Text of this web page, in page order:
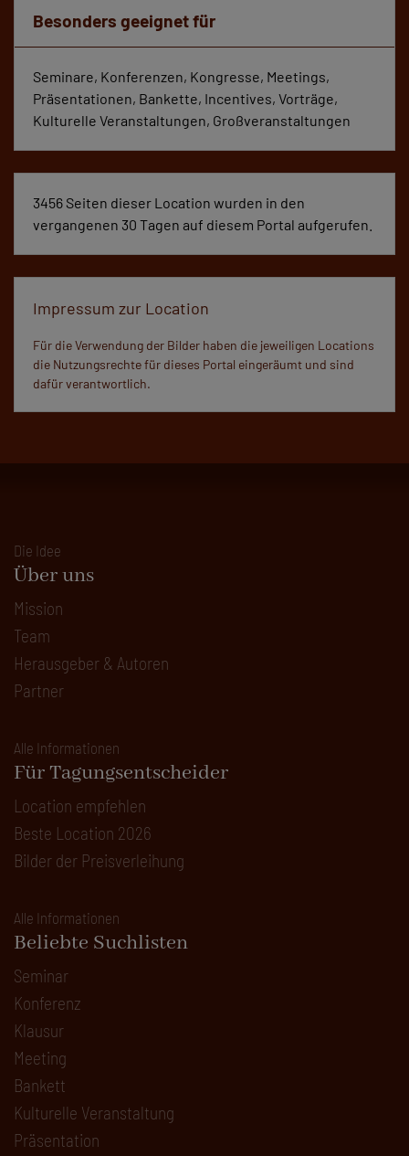
Besonders geeignet für
Seminare, Konferenzen, Kongresse, Meetings,
Präsentationen, Bankette, Incentives, Vorträge,
Kulturelle Veranstaltungen, Großveranstaltungen
3456 Seiten dieser Location wurden in den
vergangenen 30 Tagen auf diesem Portal aufgerufen.
Impressum zur Location
Für die Verwendung der Bilder haben die jeweiligen Locations
die Nutzungsrechte für dieses Portal eingeräumt und sind
dafür verantwortlich.
Die Idee
Über uns
Mission
Team
Herausgeber & Autoren
Partner
Alle Informationen
Für Tagungsentscheider
Location empfehlen
Beste Location 2026
Bilder der Preisverleihung
Alle Informationen
Beliebte Suchlisten
Seminar
Konferenz
Klausur
Meeting
Bankett
Kulturelle Veranstaltung
Präsentation